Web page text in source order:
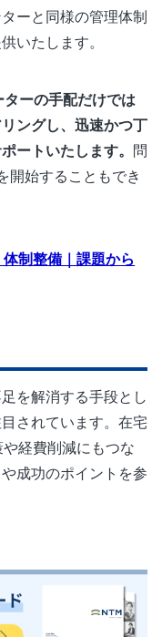
ーと同様の管理体制
いたします。
ーの手配だけでは
ングし、迅速かつ丁
ートいたします。
問
開始することもでき
制整備｜課題から
を解消する手段とし
されています。在宅
経費削減にもつな
成功のポイントを参